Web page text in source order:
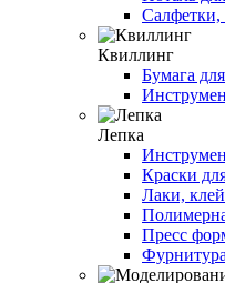
Салфетки,
Квиллинг
Бумага
Лепка
Краски
Лаки,
Пресс